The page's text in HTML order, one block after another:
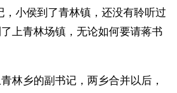
，小侯到了青林镇，还没有聆听过
上青林场镇，无论如何要请蒋书
乡的副书记，两乡合并以后，